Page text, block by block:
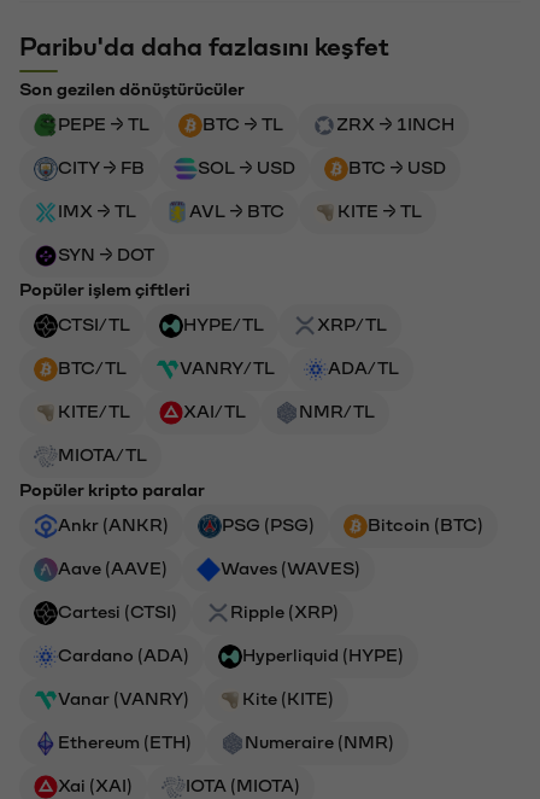
Paribu'da daha fazlasını keşfet
Son gezilen dönüştürücüler
PEPE → TL
BTC → TL ZRX → 1INCH
CITY → FB SOL → USD BTC → USD
IMX → TL AVL → BTC KITE → TL
SYN → DOT
Popüler işlem çiftleri
CTSI/TL
HYPE/TL XRP/TL
BTC/TL VANRY/TL ADA/TL
KITE/TL XAI/TL NMR/TL
MIOTA/TL
Popüler kripto paralar
Ankr (ANKR)
PSG (PSG) Bitcoin (BTC)
Aave (AAVE) Waves (WAVES)
Cartesi (CTSI) Ripple (XRP)
Cardano (ADA) Hyperliquid (HYPE)
Vanar (VANRY) Kite (KITE)
Ethereum (ETH) Numeraire (NMR)
Xai (XAI)
IOTA (MIOTA)